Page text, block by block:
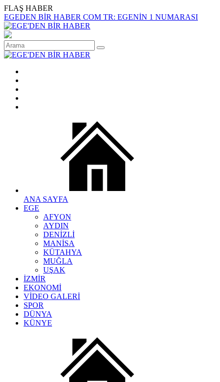
FLAŞ HABER
EGEDEN BİR HABER COM TR: EGENİN 1 NUMARASI
ANA SAYFA
EGE
AFYON
AYDIN
DENİZLİ
MANİSA
KÜTAHYA
MUĞLA
UŞAK
İZMİR
EKONOMİ
VİDEO GALERİ
SPOR
DÜNYA
KÜNYE